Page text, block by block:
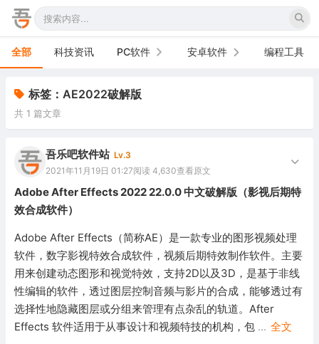
全部 科技资讯 PC软件
办公软件
网络软件
图形图像
游戏娱乐
安全防御
系统下载
系统工具
安卓软件
手机软件
电视软件
车机软件
编程工具
标签：AE2022破解版
共 1 篇文章
吾乐吧软件站 Lv.3
2021年11月19日 01:27阅读 4,630查看原文
Adobe After Effects 2022 22.0.0 中文破解版（影视后期特
效合成软件）
Adobe After Effects（简称AE）是一款专业的图形视频处理
软件，数字影视特效合成软件，视频后期特效制作软件。主要
用来创建动态图形和视觉特效，支持2D以及3D，是基于非线
性编辑的软件，透过图层控制音频与影片的合成，能够透过有
选择性地隐藏图层或分组来管理有点杂乱的轨道。After
Effects 软件适用于从事设计和视频特技的机构，包 ... 全文